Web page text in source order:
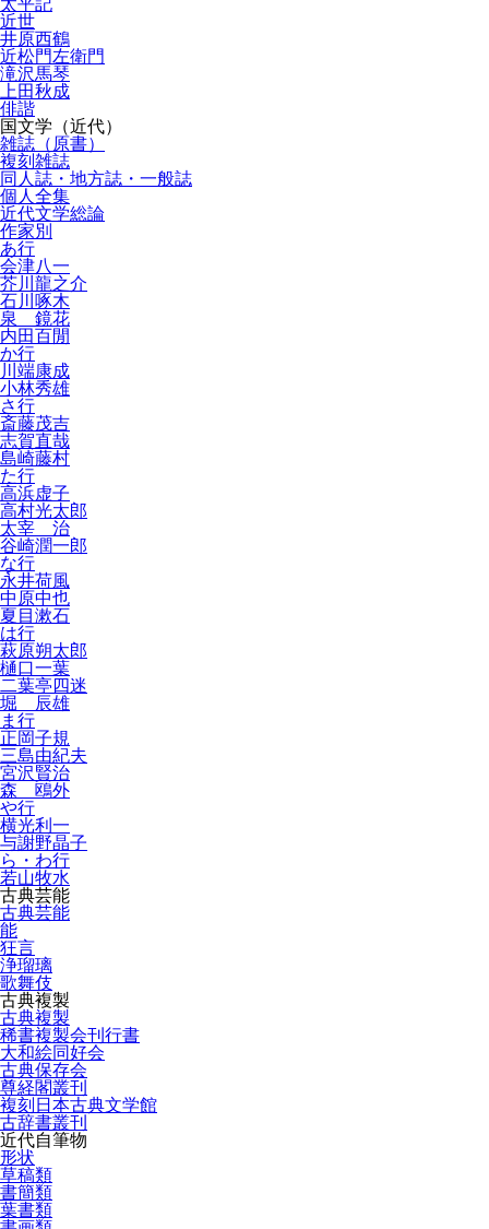
太平記
近世
井原西鶴
近松門左衛門
滝沢馬琴
上田秋成
俳諧
国文学（近代）
雑誌（原書）
複刻雑誌
同人誌・地方誌・一般誌
個人全集
近代文学総論
作家別
あ行
会津八一
芥川龍之介
石川啄木
泉 鏡花
内田百閒
か行
川端康成
小林秀雄
さ行
斎藤茂吉
志賀直哉
島崎藤村
た行
高浜虚子
高村光太郎
太宰 治
谷崎潤一郎
な行
永井荷風
中原中也
夏目漱石
は行
萩原朔太郎
樋口一葉
二葉亭四迷
堀 辰雄
ま行
正岡子規
三島由紀夫
宮沢賢治
森 鴎外
や行
横光利一
与謝野晶子
ら・わ行
若山牧水
古典芸能
古典芸能
能
狂言
浄瑠璃
歌舞伎
古典複製
古典複製
稀書複製会刊行書
大和絵同好会
古典保存会
尊経閣叢刊
複刻日本古典文学館
古辞書叢刊
近代自筆物
形状
草稿類
書簡類
葉書類